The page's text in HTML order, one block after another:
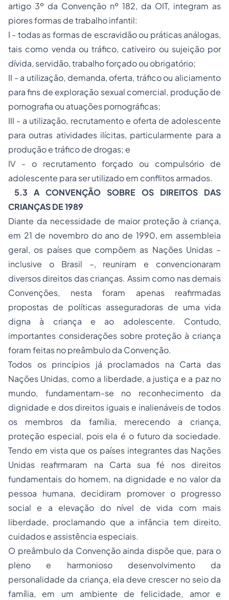
artigo 3º da Convenção nº 182, da OIT, integram as
piores formas de trabalho infantil:
I - todas as formas de escravidão ou práticas análogas,
tais como venda ou tráfico, cativeiro ou sujeição por
dívida, servidão, trabalho forçado ou obrigatório;
II - a utilização, demanda, oferta, tráfico ou aliciamento
para fins de exploração sexual comercial, produção de
pornografia ou atuações pornográficas;
III - a utilização, recrutamento e oferta de adolescente
para outras atividades ilícitas, particularmente para a
produção e tráfico de drogas; e
IV - o recrutamento forçado ou compulsório de
adolescente para ser utilizado em conflitos armados.
5.3 A CONVENÇÃO SOBRE OS DIREITOS DAS
CRIANÇAS DE 1989
Diante da necessidade de maior proteção à criança,
em 21 de novembro do ano de 1990, em assembleia
geral, os países que compõem as Nações Unidas –
inclusive o Brasil –, reuniram e convencionaram
diversos direitos das crianças. Assim como nas demais
Convenções, nesta foram apenas reafirmadas
propostas de políticas asseguradoras de uma vida
digna à criança e ao adolescente. Contudo,
importantes considerações sobre proteção à criança
foram feitas no preâmbulo da Convenção.
Todos os princípios já proclamados na Carta das
Nações Unidas, como a liberdade, a justiça e a paz no
mundo, fundamentam-se no reconhecimento da
dignidade e dos direitos iguais e inalienáveis de todos
os membros da família, merecendo a criança,
proteção especial, pois ela é o futuro da sociedade.
Tendo em vista que os países integrantes das Nações
Unidas reafirmaram na Carta sua fé nos direitos
fundamentais do homem, na dignidade e no valor da
pessoa humana, decidiram promover o progresso
social e a elevação do nível de vida com mais
liberdade, proclamando que a infância tem direito,
cuidados e assistência especiais.
O preâmbulo da Convenção ainda dispõe que, para o
pleno e harmonioso desenvolvimento da
personalidade da criança, ela deve crescer no seio da
família, em um ambiente de felicidade, amor e